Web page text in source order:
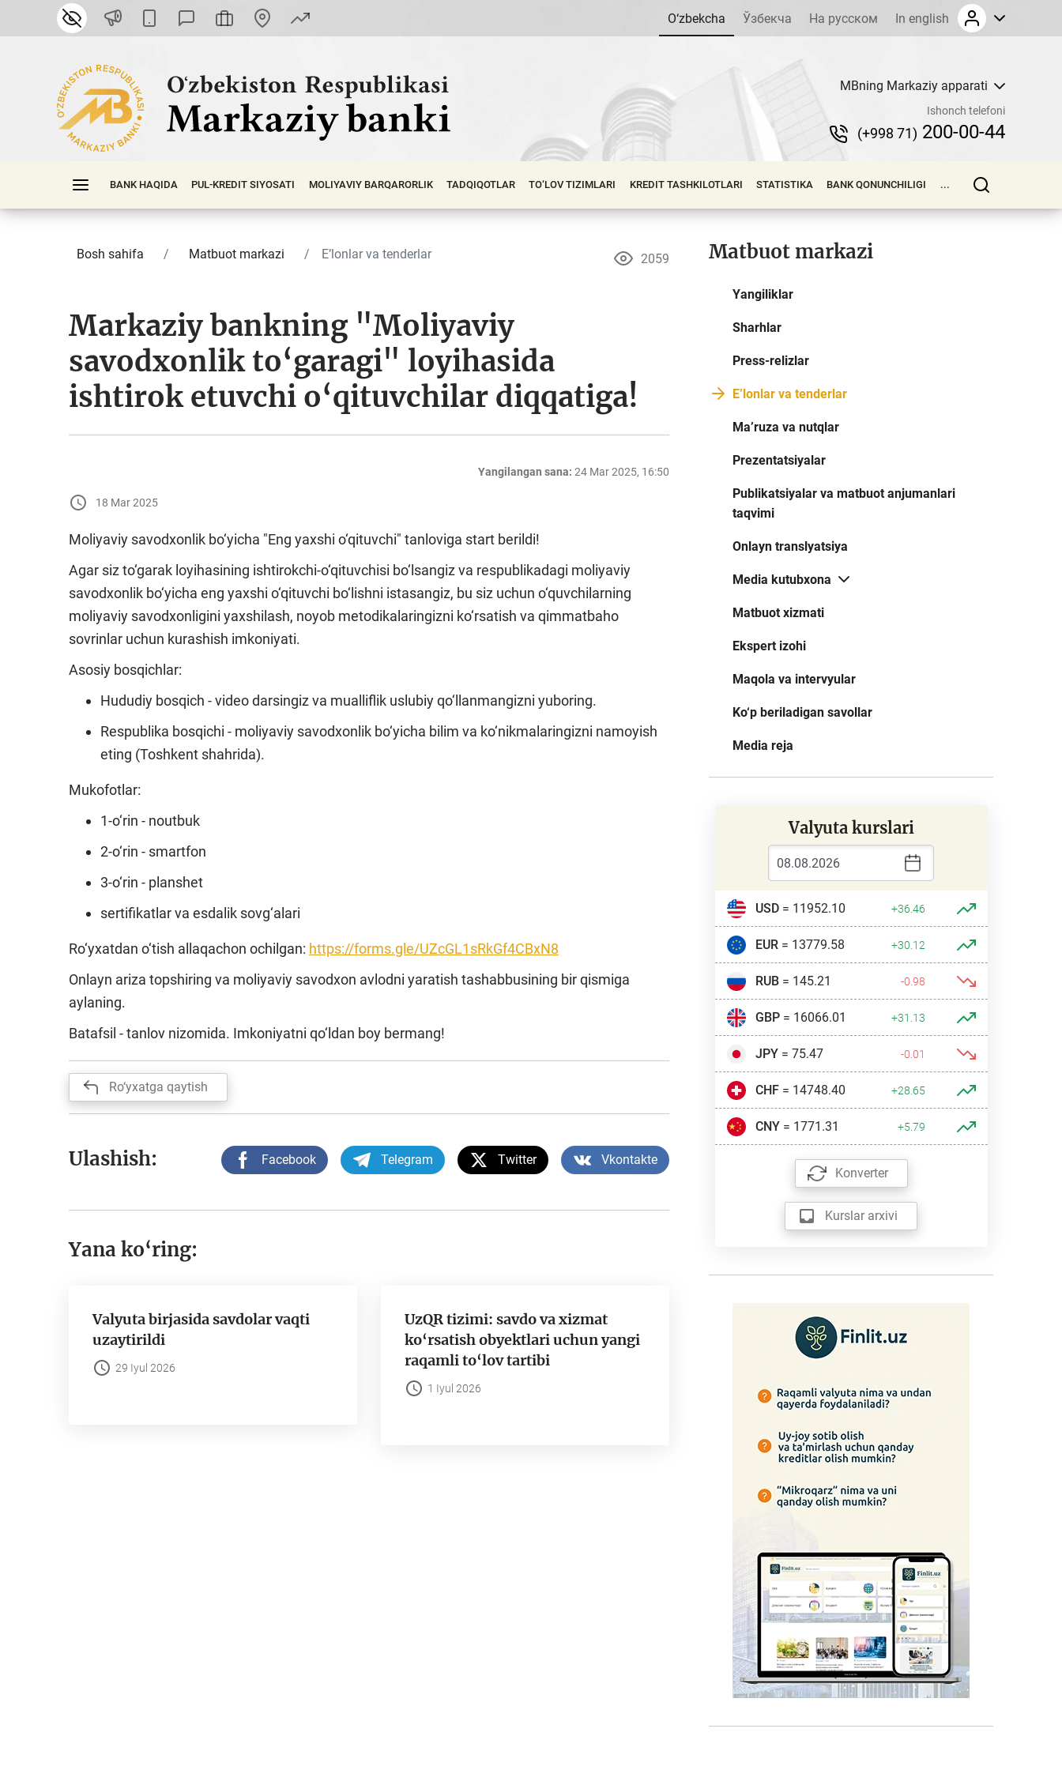
O‘zbekcha Ўзбекча На русском In english
MBning Markaziy apparati
Ishonch telefoni
(+998 71) 200-00-44
BANK HAQIDA PUL-KREDIT SIYOSATI MOLIYAVIY BАRQАRОRLIK TADQIQOTLAR TO‘LOV TIZIMLARI KREDIT TASHKILOTLARI STATISTIKA BANK QONUNCHILIGI ...
Bosh sahifa Matbuot markazi E’lonlar va tenderlar 2059
Markaziy bankning "Moliyaviy
savodxonlik to‘garagi" loyihasida
ishtirok etuvchi o‘qituvchilar diqqatiga!
Yangilangan sana: 24 Mar 2025, 16:50
18 Mar 2025
Moliyaviy savodxonlik bo‘yicha "Eng yaxshi o‘qituvchi" tanloviga start berildi!
Agar siz to‘garak loyihasining ishtirokchi-o‘qituvchisi bo‘lsangiz va respublikadagi moliyaviy
savodxonlik bo‘yicha eng yaxshi o‘qituvchi bo‘lishni istasangiz, bu siz uchun o‘quvchilarning
moliyaviy savodxonligini yaxshilash, noyob metodikalaringizni ko‘rsatish va qimmatbaho
sovrinlar uchun kurashish imkoniyati.
Asosiy bosqichlar:
Hududiy bosqich - video darsingiz va mualliflik uslubiy qo‘llanmangizni yuboring.
Respublika bosqichi - moliyaviy savodxonlik bo‘yicha bilim va ko‘nikmalaringizni namoyish
eting (Toshkent shahrida).
Mukofotlar:
1-o‘rin - noutbuk
2-o‘rin - smartfon
3-o‘rin - planshet
sertifikatlar va esdalik sovg‘alari
Ro‘yxatdan o‘tish allaqachon ochilgan: https://forms.gle/UZcGL1sRkGf4CBxN8
Onlayn ariza topshiring va moliyaviy savodxon avlodni yaratish tashabbusining bir qismiga
aylaning.
Batafsil - tanlov nizomida. Imkoniyatni qo‘ldan boy bermang!
Ro‘yxatga qaytish
Ulashish: Facebook Telegram Twitter Vkontakte
Yana ko‘ring:
Valyuta birjasida savdolar vaqti
uzaytirildi
29 Iyul 2026
UzQR tizimi: savdo va xizmat
ko‘rsatish obyektlari uchun yangi
raqamli to‘lov tartibi
1 Iyul 2026
Matbuot markazi
Yangiliklar
Sharhlar
Press-relizlar
E’lonlar va tenderlar
Ma’ruza va nutqlar
Prezentatsiyalar
Publikatsiyalar va matbuot anjumanlari
taqvimi
Onlayn translyatsiya
Media kutubxona
Matbuot xizmati
Ekspert izohi
Maqola va intervyular
Ko‘p beriladigan savollar
Media reja
Valyuta kurslari
USD= 11952.10 +36.46
EUR= 13779.58 +30.12
RUB= 145.21 -0.98
GBP= 16066.01 +31.13
JPY= 75.47 -0.01
CHF= 14748.40 +28.65
CNY= 1771.31 +5.79
Konverter
Kurslar arxivi